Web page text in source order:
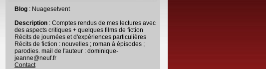
Blog : Nuagesetvent
Description : Comptes rendus de mes lectures avec
des aspects critiques + quelques films de fiction
Récits de journées et d'expériences particulières
Récits de fiction : nouvelles ; roman à épisodes ;
parodies. mail de l'auteur : dominique-
jeanne@neuf.fr
Contact